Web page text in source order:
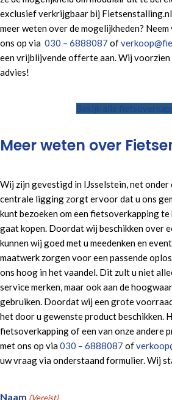
exclusief verkrijgbaar bij
meer weten over de mogelijkheden?
ons op via 030 – 6888087 of
een vrijblijvende offerte aan. Wij voorzien
advies!
Bekijk alle
Meer weten over
Wij zijn gevestigd in IJsselstein, net onder
centrale ligging zorgt ervoor dat u ons
kunt bezoeken om een fietsoverkapping
gaat kopen. Doordat wij beschikken over
kunnen wij goed met u meedenken en
maatwerk zorgen voor een passende
ons hoog in het vaandel. Dit zult u niet
service merken, maar ook aan de
gebruiken. Doordat wij een grote
het door u gewenste product beschikken.
fietsoverkapping of een van onze andere
met ons op via030 – 6888087 of
uw vraag via onderstaand formulier. Wij
Naam (Vereist)